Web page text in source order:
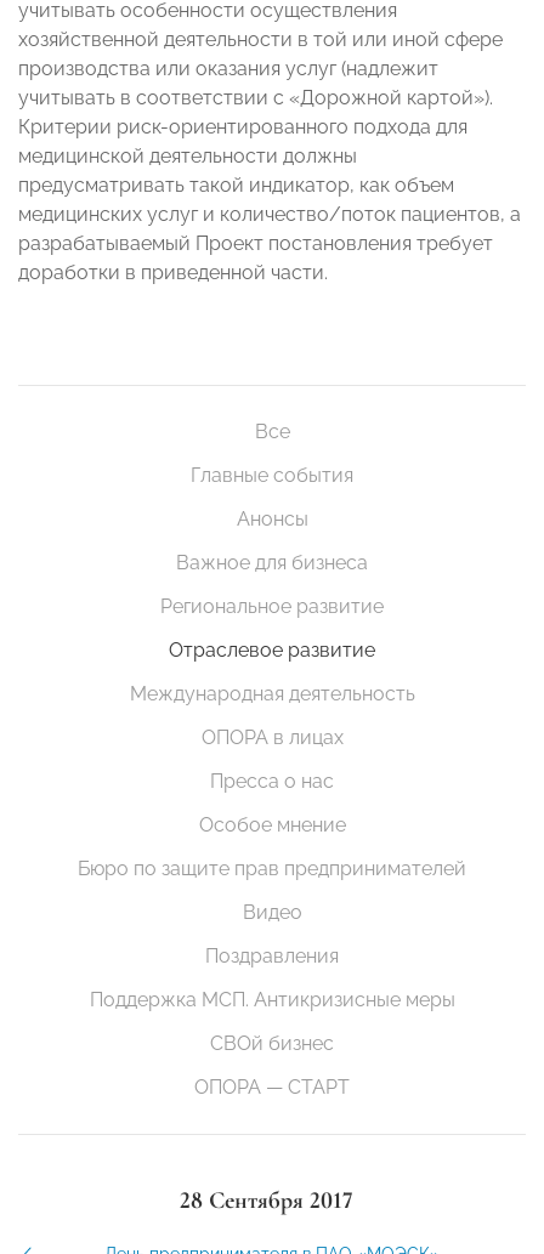
учитывать особенности осуществления
хозяйственной деятельности в той или иной сфере
производства или оказания услуг (надлежит
учитывать в соответствии с «Дорожной картой»).
Критерии риск-ориентированного подхода для
медицинской деятельности должны
предусматривать такой индикатор, как объем
медицинских услуг и количество/поток пациентов, а
разрабатываемый Проект постановления требует
доработки в приведенной части.
Все
Главные события
Анонсы
Важное для бизнеса
Региональное развитие
Отраслевое развитие
Международная деятельность
ОПОРА в лицах
Пресса о нас
Особое мнение
Бюро по защите прав предпринимателей
Видео
Поздравления
Поддержка МСП. Антикризисные меры
СВОй бизнес
ОПОРА — СТАРТ
28 Сентября 2017